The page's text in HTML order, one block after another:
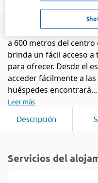
Este cómodo hotel está
a 600 metros del
brinda un fácil acceso
para ofrecer. Desde el
acceder fácilmente a
huéspedes encontrará...
Leer más
Descripción
Servicios del